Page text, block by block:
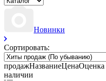
Новинки
Сортировать:
продажНазваниеЦенаОценка
наличии